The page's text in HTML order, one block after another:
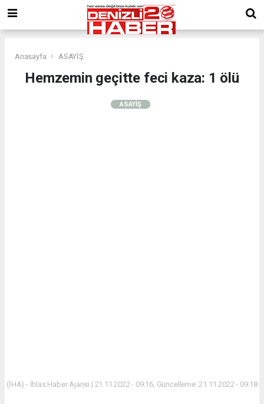
Anasayfa ASAYİŞ
Hemzemin geçitte feci kaza: 1 ölü
ASAYİŞ
(İHA) - İhlas Haber Ajansı | 21.11.2022 - 09:16, Güncelleme: 21.11.2022 - 09:18